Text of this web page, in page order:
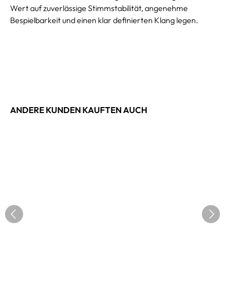
Wert auf zuverlässige Stimmstabilität, angenehme
Bespielbarkeit und einen klar definierten Klang legen.
ANDERE KUNDEN KAUFTEN AUCH